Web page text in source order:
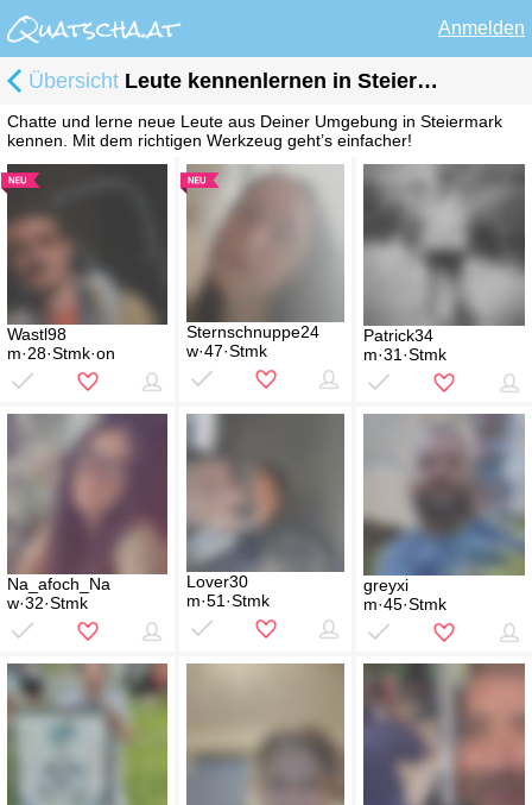
Anmelden
Übersicht Leute kennenlernen in Steiermark
Chatte und lerne neue Leute aus Deiner Umgebung in Steiermark
kennen. Mit dem richtigen Werkzeug geht’s einfacher!
Wastl98
m·28·Stmk·on
Sternschnuppe24
w·47·Stmk
Patrick34
m·31·Stmk
Na_afoch_Na
w·32·Stmk
Lover30
m·51·Stmk
greyxi
m·45·Stmk